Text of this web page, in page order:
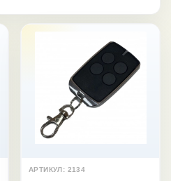
АРТИКУЛ: 2134